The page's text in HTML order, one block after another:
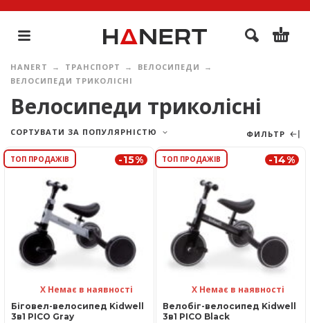
HANERT ТРАНСПОРТ
ВЕЛОСИПЕДИ
ВЕЛОСИПЕДИ ТРИКОЛІСНІ
Велосипеди триколісні
СОРТУВАТИ ЗА ПОПУЛЯРНІСТЮ ФИЛЬТР
ТОП ПРОДАЖІВ -15%
Біговел-велосипед Kidwell
3в1 PICO Gray
Х Немає в наявності
ТОП ПРОДАЖІВ -14%
Велобіг-велосипед Kidwell
3в1 PICO Black
Х Немає в наявності